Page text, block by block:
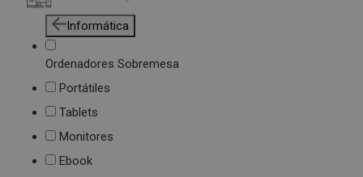
Informática
Ordenadores Sobremesa
Portátiles
Tablets
Monitores
Ebook